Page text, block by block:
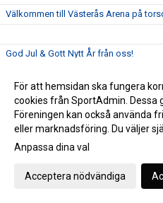
Välkommen till Västerås Arena på
God Jul & Gott Nytt År från oss!
Limited Edition: Vickan Tribute
VI hyllar Vickan!
Erbjudande från Intersport!
F08: "Vi ser fram emot utmaningen i
P14: "Vi har duktiga killar som kämpar
För att hemsidan ska fungera
cookies från SportAdmin. Dessa
Föreningen kan också använda
eller marknadsföring. Du väljer
Anpassa dina val
Acceptera nödvändiga